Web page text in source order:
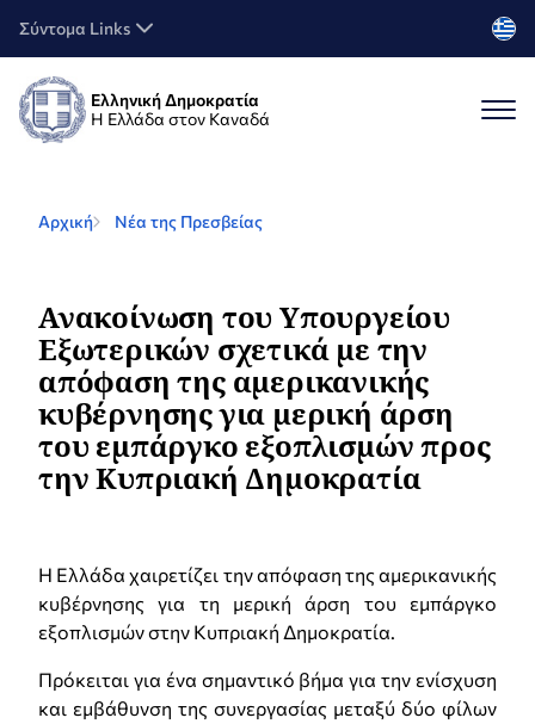
Σύντομα Links
Ελληνική Δημοκρατία
Η Ελλάδα στον Καναδά
Αρχική Νέα της Πρεσβείας
Ανακοίνωση του Υπουργείου
Εξωτερικών σχετικά με την
απόφαση της αμερικανικής
κυβέρνησης για μερική άρση
του εμπάργκο εξοπλισμών προς
την Κυπριακή Δημοκρατία
Η Ελλάδα χαιρετίζει την απόφαση της αμερικανικής
κυβέρνησης για τη μερική άρση του εμπάργκο
εξοπλισμών στην Κυπριακή Δημοκρατία.
Πρόκειται για ένα σημαντικό βήμα για την ενίσχυση
και εμβάθυνση της συνεργασίας μεταξύ δύο φίλων